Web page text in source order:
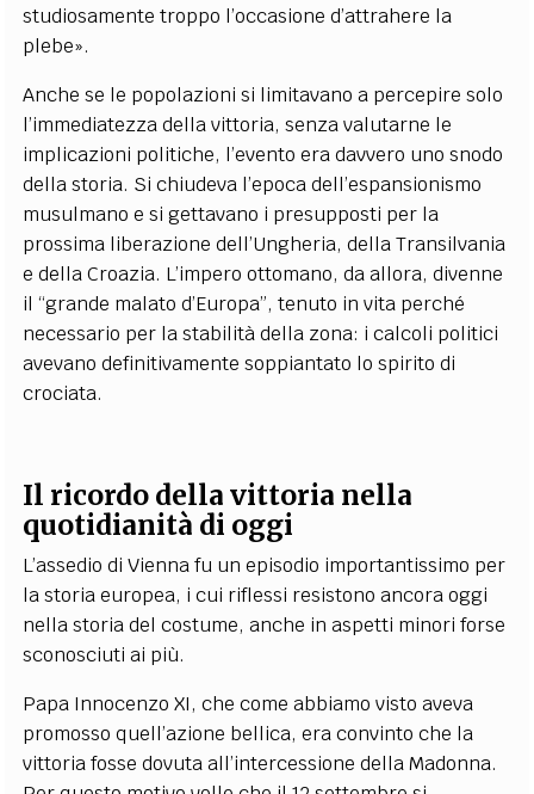
studiosamente troppo l’occasione d’attrahere la
plebe».
Anche se le popolazioni si limitavano a percepire solo
l’immediatezza della vittoria, senza valutarne le
implicazioni politiche, l’evento era davvero uno snodo
della storia. Si chiudeva l’epoca dell’espansionismo
musulmano e si gettavano i presupposti per la
prossima liberazione dell’Ungheria, della Transilvania
e della Croazia. L’impero ottomano, da allora, divenne
il “grande malato d’Europa”, tenuto in vita perché
necessario per la stabilità della zona: i calcoli politici
avevano definitivamente soppiantato lo spirito di
crociata.
Il ricordo della vittoria nella
quotidianità di oggi
L’assedio di Vienna fu un episodio importantissimo per
la storia europea, i cui riflessi resistono ancora oggi
nella storia del costume, anche in aspetti minori forse
sconosciuti ai più.
Papa Innocenzo XI, che come abbiamo visto aveva
promosso quell’azione bellica, era convinto che la
vittoria fosse dovuta all’intercessione della Madonna.